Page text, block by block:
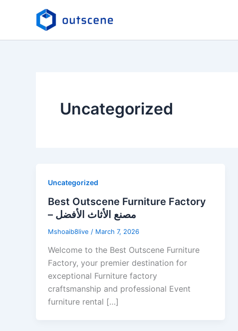
Uncategorized
Uncategorized
Best Outscene Furniture Factory
– مصنع الأثاث الأفضل
Mshoaib8live / March 7, 2026
Welcome to the Best Outscene Furniture
Factory, your premier destination for
exceptional Furniture factory
craftsmanship and professional Event
furniture rental […]